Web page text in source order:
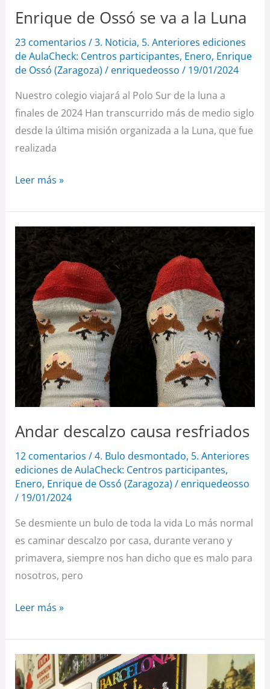
Enrique de Ossó se va a la Luna
23 comentarios /3. Noticia, 5. Anteriores ediciones
de AulaCheck: Centros participantes, Enero, Enrique
de Ossó (Zaragoza) / enriquedeosso / 19/01/2024
Nuestro colegio viajará al Polo Sur de la luna a
finales de 2024 Han transcurrido más de medio siglo
desde la última misión organizada a la Luna, que fue
realizada
Leer más »
Andar descalzo causa resfriados
12 comentarios /4. Bulo desmontado, 5. Anteriores
ediciones de AulaCheck: Centros participantes,
Enero, Enrique de Ossó (Zaragoza) / enriquedeosso
/ 19/01/2024
Se desmiente un bulo de toda la vida Lo más normal
es caminar descalzo por casa, durante verano y
primavera, siempre nos han dicho que es malo para
nosotros, pero
Andar
descalzo
causa
resfriados
Leer más »
¿Los
imanes